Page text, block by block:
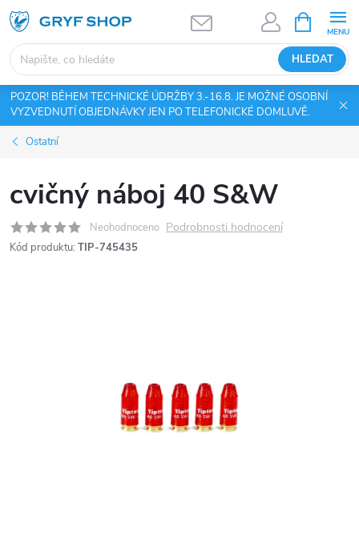
Přejít
na
obsah
HLEDAT
NÁKUPNÍ
KOŠÍK
POZOR! BĚHEM TECHNICKÉ ÚDRŽBY 3.-16.8. JE MOŽNÉ OSOBNÍ
VYZVEDNUTÍ OBJEDNÁVKY JEN PO TELEFONICKÉ DOMLUVĚ.
Ostatní
cvičný náboj 40 S&W
Neohodnoceno Podrobnosti hodnocení
Kód produktu: TIP-745435